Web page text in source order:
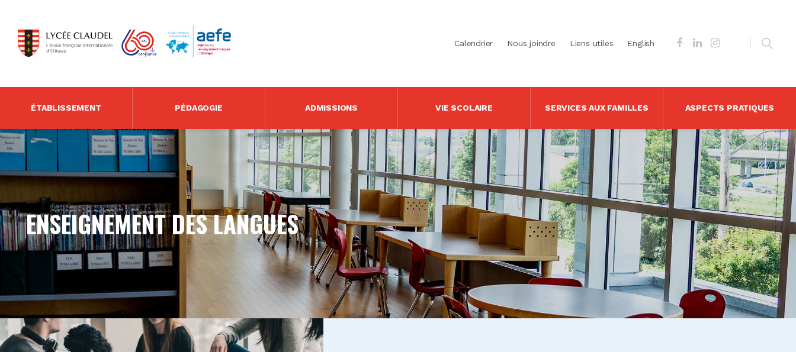
ÉTABLISSEMENT PÉDAGOGIE ADMISSIONS VIE SCOLAIRE SERVICES AUX FAMILLES ASPECTS PRATIQUES
Calendrier Nous joindre Liens utiles English
ENSEIGNEMENT DES LANGUES